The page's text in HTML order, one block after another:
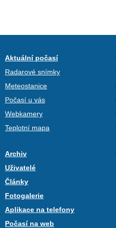
Aktuální počasí
Radarové snímky
Meteostanice
Počasí u vás
Webkamery
Teplotní mapa
Archiv
Uživatelé
Články
Fotogalerie
Aplikace na telefony
Počasí na web